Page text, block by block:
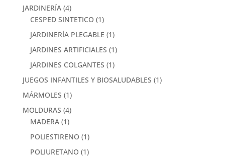
JARDINERÍA (4)
CESPED SINTETICO (1)
JARDINERÍA PLEGABLE (1)
JARDINES ARTIFICIALES (1)
JARDINES COLGANTES (1)
JUEGOS INFANTILES Y BIOSALUDABLES (1)
MÁRMOLES (1)
MOLDURAS (4)
MADERA (1)
POLIESTIRENO (1)
POLIURETANO (1)